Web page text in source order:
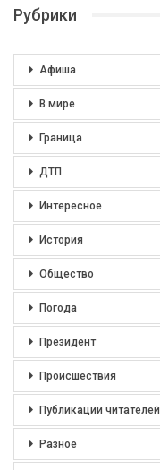
Рубрики
Афиша
В мире
Граница
ДТП
Интересное
История
Общество
Погода
Президент
Происшествия
Публикации читателей
Разное